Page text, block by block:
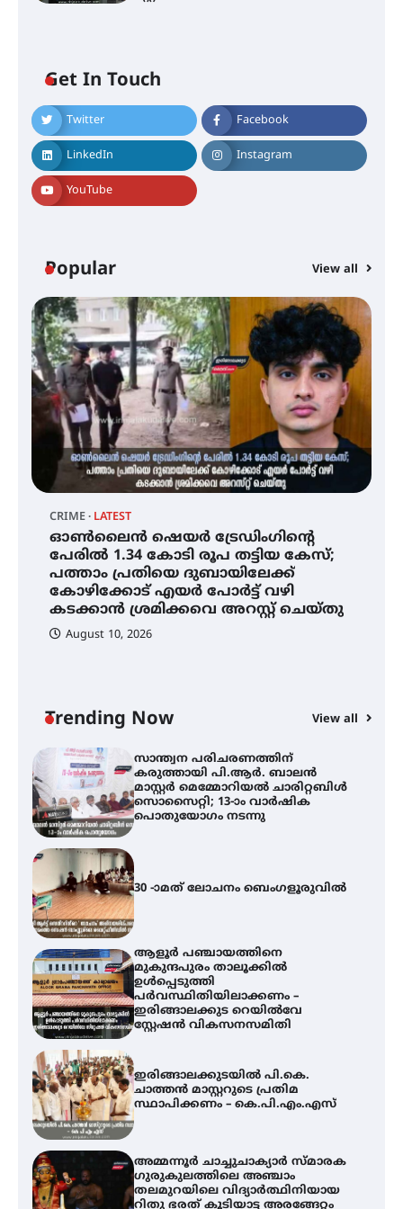
Get In Touch
Twitter Facebook
LinkedIn Instagram
YouTube
Popular View all
CRIME LATEST
ഓൺലൈൻ ഷെയർ ട്രേഡിംഗിന്റെ
പേരിൽ 1.34 കോടി രൂപ തട്ടിയ കേസ്;
പത്താം പ്രതിയെ ദുബായിലേക്ക്
കോഴിക്കോട് എയർ പോർട്ട് വഴി
കടക്കാൻ ശ്രമിക്കവെ അറസ്റ്റ് ചെയ്തു
August 10, 2026
Trending Now View all
സാന്ത്വന പരിചരണത്തിന്
കരുത്തായി പി.ആർ. ബാലൻ
മാസ്റ്റർ മെമ്മോറിയൽ ചാരിറ്റബിൾ
സൊസൈറ്റി; 13-ാം വാർഷിക
ആളൂർ പഞ്ചായത്തിനെ
മുകുന്ദപുരം താലൂക്കിൽ
ഉൾപ്പെടുത്തി
പർവസ്ഥിതിയിലാക്കണം –
ഇരിങ്ങാലക്കുട റെയിൽവേ
സ്റ്റേഷൻ വികസനസമിതി
ഇരിങ്ങാലക്കുടയിൽ പി.കെ.
ചാത്തൻ മാസ്റ്ററുടെ പ്രതിമ
അമ്മന്നൂർ ചാച്ചുചാക്യാർ സ്മാരക
ഗുരുകുലത്തിലെ അഞ്ചാം
തലമുറയിലെ വിദ്യാർത്ഥിനിയായ
റിതു ഭരത് കൂടിയാട്ട അരങ്ങേറ്റം
കുറിച്ചു
പോർട്ട് വഴി കടക്കാൻ ശ്രമിക്കവെ
അറസ്റ്റ് ചെയ്തു
സാന്ത്വന പരിചരണത്തിന്
കരുത്തായി പി.ആർ. ബാലൻ
മാസ്റ്റർ മെമ്മോറിയൽ ചാരിറ്റബിൾ
സൊസൈറ്റി; 13-ാം വാർഷിക
പൊതുയോഗം നടന്നു
30 -ാമത് ലോചനം ബെംഗളൂരുവിൽ
ആളൂർ പഞ്ചായത്തിനെ
മുകുന്ദപുരം താലൂക്കിൽ
ഉൾപ്പെടുത്തി
പർവസ്ഥിതിയിലാക്കണം –
ഇരിങ്ങാലക്കുട റെയിൽവേ
സ്റ്റേഷൻ വികസനസമിതി
ഇരിങ്ങാലക്കുടയിൽ പി.കെ.
ചാത്തൻ മാസ്റ്ററുടെ പ്രതിമ
സ്ഥാപിക്കണം – കെ.പി.എം.എസ്
അമ്മന്നൂർ ചാച്ചുചാക്യാർ സ്മാരക
ഗുരുകുലത്തിലെ അഞ്ചാം
തലമുറയിലെ വിദ്യാർത്ഥിനിയായ
റിതു ഭരത് കൂടിയാട്ട അരങ്ങേറ്റം